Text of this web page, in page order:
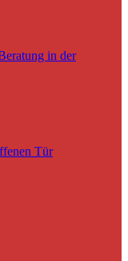
in der
Tür